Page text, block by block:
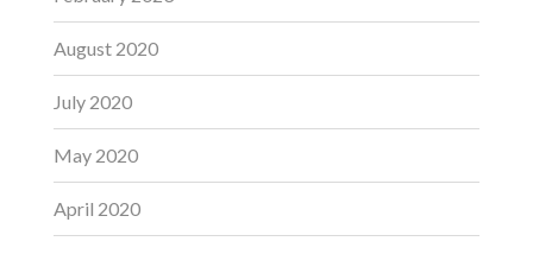
August 2020
July 2020
May 2020
April 2020